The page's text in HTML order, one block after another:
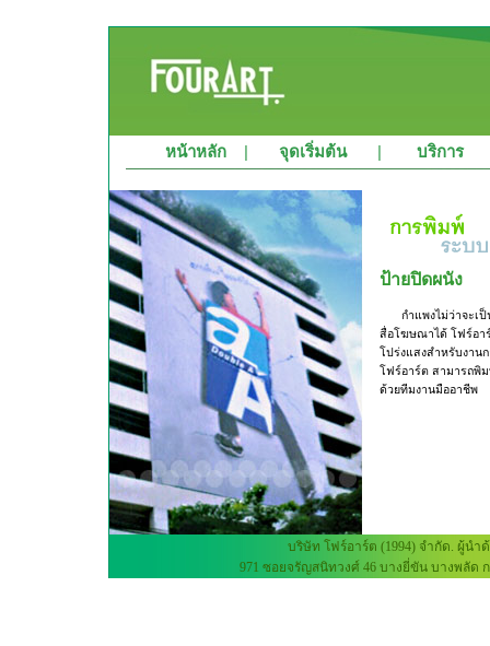
หน้าหลัก| จุดเริ่มต้น| บริการ
ป้ายปิดผนัง
กำแพงไม่ว่าจะเ
สื่อโฆษณาได้ โฟร์อา
โปร่งแสงสำหรับงาน
โฟร์อาร์ต สามารถพิ
ด้วยทีมงานมืออาชีพ
บริษัท โฟร์อาร์ต (1994) จำกัด. ผู้
971 ซอยจรัญสนิทวงศ์ 46 บางยี่ขัน บางพลัด กรุ